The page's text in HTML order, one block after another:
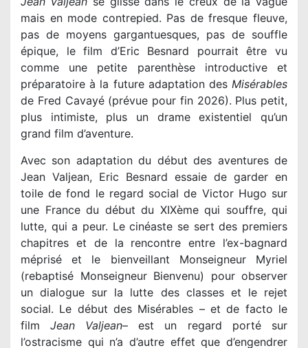
mais en mode contrepied. Pas de fresque fleuve,
pas de moyens gargantuesques, pas de souffle
épique, le film d’Eric Besnard pourrait être vu
comme une petite parenthèse introductive et
préparatoire à la future adaptation des Misérables
de Fred Cavayé (prévue pour fin 2026). Plus petit,
plus intimiste, plus un drame existentiel qu’un
grand film d’aventure.
Avec son adaptation du début des aventures de
Jean Valjean, Eric Besnard essaie de garder en
toile de fond le regard social de Victor Hugo sur
une France du début du XIXème qui souffre, qui
lutte, qui a peur. Le cinéaste se sert des premiers
chapitres et de la rencontre entre l’ex-bagnard
méprisé et le bienveillant Monseigneur Myriel
(rebaptisé Monseigneur Bienvenu) pour observer
un dialogue sur la lutte des classes et le rejet
social. Le début des Misérables – et de facto le
film Jean Valjean– est un regard porté sur
l’ostracisme qui n’a d’autre effet que d’engendrer